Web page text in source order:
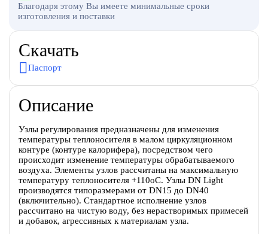
Благодаря этому Вы имеете минимальные сроки
изготовления и поставки
Скачать
Паспорт
Описание
Узлы регулирования предназначены для изменения
температуры теплоносителя в малом циркуляционном
контуре (контуре калорифера), посредством чего
происходит изменение температуры обрабатываемого
воздуха. Элементы узлов рассчитаны на максимальную
температуру теплоносителя +110оС. Узлы DN Light
производятся типоразмерами от DN15 до DN40
(включительно). Стандартное исполнение узлов
рассчитано на чистую воду, без нерастворимых примесей
и добавок, агрессивных к материалам узла.